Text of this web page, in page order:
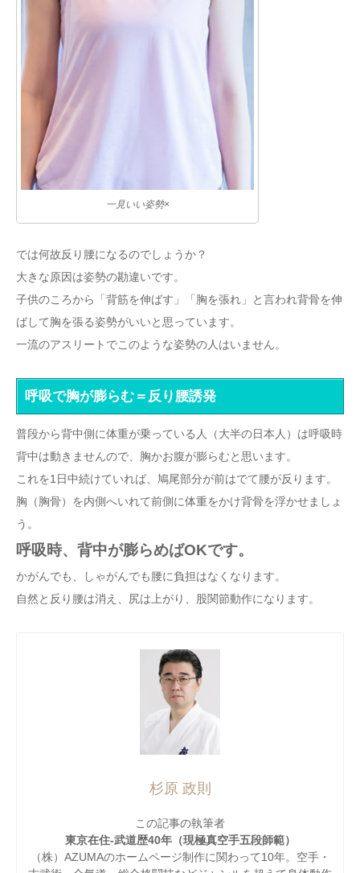
一見いい姿勢×
では何故反り腰になるのでしょうか？
大きな原因は姿勢の勘違いです。
子供のころから「背筋を伸ばす」「胸を張れ」と言われ背骨を伸
ばして胸を張る姿勢がいいと思っています。
一流のアスリートでこのような姿勢の人はいません。
呼吸で胸が膨らむ＝反り腰誘発
普段から背中側に体重が乗っている人（大半の日本人）は呼吸時
背中は動きませんので、胸かお腹が膨らむと思います。
これを1日中続けていれば、鳩尾部分が前はでて腰が反ります。
胸（胸骨）を内側へいれて前側に体重をかけ背骨を浮かせましょ
う。
呼吸時、背中が膨らめばOKです。
かがんでも、しゃがんでも腰に負担はなくなります。
自然と反り腰は消え、尻は上がり、股関節動作になります。
杉原 政則
この記事の執筆者
東京在住-武道歴40年（現極真空手五段師範）
（株）AZUMAのホームページ制作に関わって10年。空手・